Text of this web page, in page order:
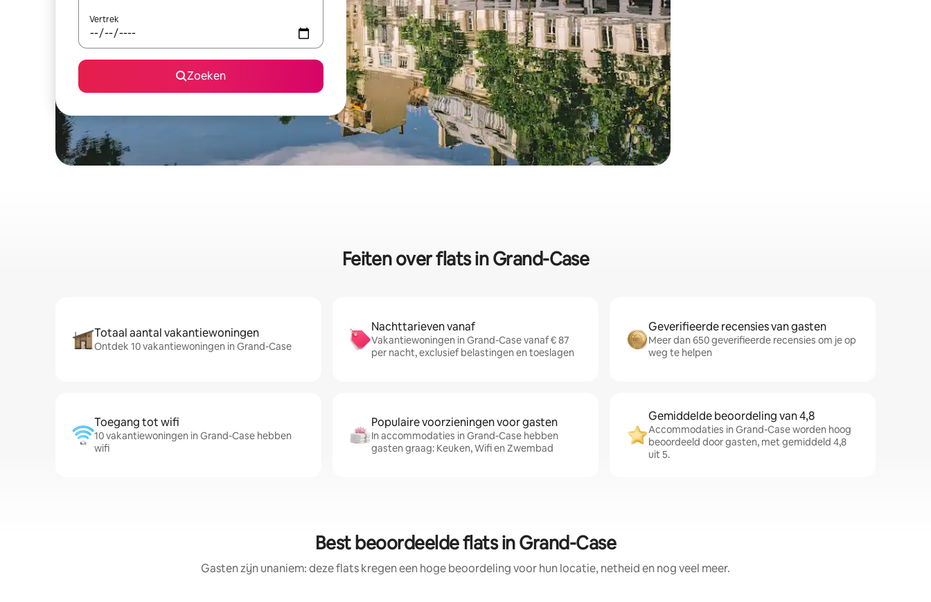
Vertrek
Zoeken
Feiten over flats in Grand-Case
Totaal aantal vakantiewoningen
Ontdek 10 vakantiewoningen in Grand-Case
Nachttarieven vanaf
Vakantiewoningen in Grand-Case vanaf € 87
per nacht, exclusief belastingen en toeslagen
Geverifieerde recensies van gasten
Meer dan 650 geverifieerde recensies om je op
weg te helpen
Toegang tot wifi
10 vakantiewoningen in Grand-Case hebben
wifi
Populaire voorzieningen voor gasten
In accommodaties in Grand-Case hebben
gasten graag: Keuken, Wifi en Zwembad
Gemiddelde beoordeling van 4,8
Accommodaties in Grand-Case worden hoog
beoordeeld door gasten, met gemiddeld 4,8
uit 5.
Best beoordeelde flats in Grand-Case
Gasten zijn unaniem: deze flats kregen een hoge beoordeling voor hun locatie, netheid en nog veel meer.